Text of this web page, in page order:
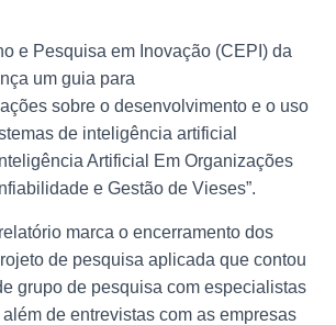
e Pesquisa em Inovação (CEPI) da
um guia para
sobre o desenvolvimento e o uso
de inteligência artificial
Artificial Em Organizações
e Gestão de Vieses”.
marca o encerramento dos
de pesquisa aplicada que contou
grupo de pesquisa com especialistas
de entrevistas com as empresas